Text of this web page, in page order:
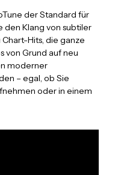
der Standard für
Klang von subtiler
Hits, die ganze
von Grund auf neu
moderner
– egal, ob Sie
oder in einem